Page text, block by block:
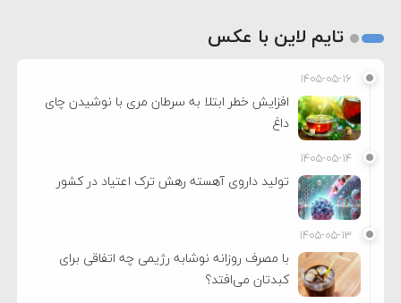
تایم لاین با عکس
۱۴۰۵-۰۵-۱۶
افزایش خطر ابتلا به سرطان مری با نوشیدن چای
داغ
۱۴۰۵-۰۵-۱۴
تولید داروی آهسته رهش ترک اعتیاد در کشور
۱۴۰۵-۰۵-۱۳
با مصرف روزانه نوشابه رژیمی چه اتفاقی برای
کبدتان می‌افتد؟